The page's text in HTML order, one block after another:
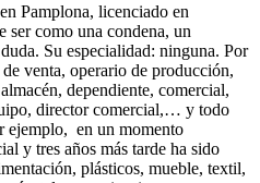
Pamplona, licenciado en
ser como una condena, un
Su especialidad: ninguna. Por
venta, operario de producción,
dependiente, comercial,
director comercial,… y todo
ejemplo, en un momento
y tres años más tarde ha sido
plásticos, mueble, textil,